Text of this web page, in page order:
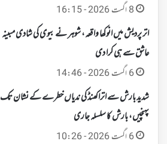
8 اگست 2026 - 16:15
اتر پردیش میں انوکھا واقعہ، شوہر نے بیوی کی شادی مبینہ
عاشق سے ہی کرا دی
6 اگست 2026 - 14:46
شدید بارش سے اتراکھنڈ کی ندیاں خطرے کے نشان تک
پہنچیں، بارش کا سلسلہ جاری
6 اگست 2026 - 10:26